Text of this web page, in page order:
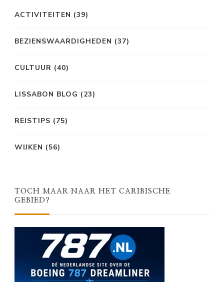
ACTIVITEITEN (39)
BEZIENSWAARDIGHEDEN (37)
CULTUUR (40)
LISSABON BLOG (23)
REISTIPS (75)
WIJKEN (56)
TOCH MAAR NAAR HET CARIBISCHE
GEBIED?